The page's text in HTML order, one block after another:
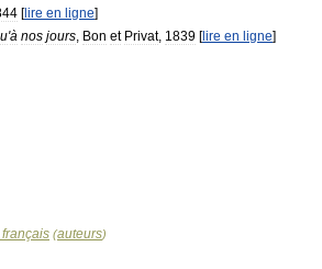
[lire en ligne]
'à nos jours, Bon et Privat, 1839 [lire en ligne]
(auteurs)